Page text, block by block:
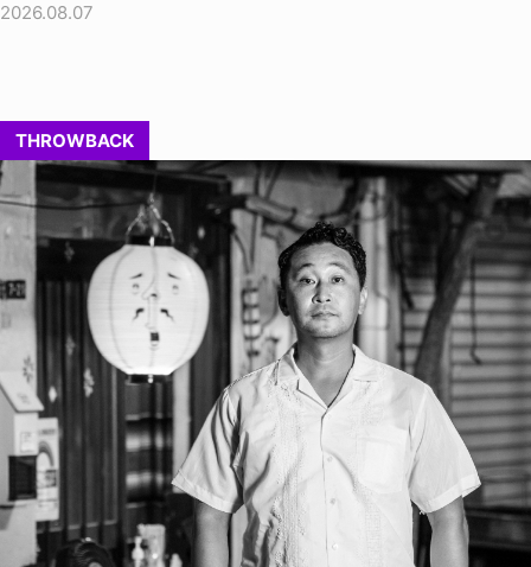
2026.08.07
THROWBACK